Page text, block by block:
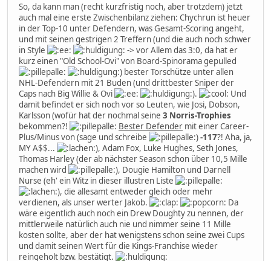
So, da kann man (recht kurzfristig noch, aber trotzdem) jetzt
auch mal eine erste Zwischenbilanz ziehen: Chychrun ist heuer
in der Top-10 unter Defendern, was Gesamt-Scoring angeht,
und mit seinen gestrigen 2 Treffern (und die auch noch schwer
in Style
-> vor Allem das 3:0, da hat er
kurz einen "Old School-Ovi" von Board-Spinorama gepulled
) bester Torschütze unter allen
NHL-Defendern mit 21 Buden (und drittbester Sniper der
Caps nach Big Willie & Ovi
).
Und
damit befindet er sich noch vor so Leuten, wie Josi, Dobson,
Karlsson (wofür hat der nochmal seine 3 Norris-Trophies
bekommen?!
Bester Defender mit einer Career-
Plus/Minus von (sage und schreibe
)-117?! Aha, ja,
MY A$$...
), Adam Fox, Luke Hughes, Seth Jones,
Thomas Harley (der ab nächster Season schon über 10,5 Mille
machen wird
), Dougie Hamilton und Darnell
Nurse (eh' ein Witz in dieser illustren Liste
), die allesamt entweder gleich oder mehr
verdienen, als unser werter Jakob.
Da
wäre eigentlich auch noch ein Drew Doughty zu nennen, der
mittlerweile natürlich auch nie und nimmer seine 11 Mille
kosten sollte, aber der hat wenigstens schon seine zwei Cups
und damit seinen Wert für die Kings-Franchise wieder
reingeholt bzw. bestätigt.